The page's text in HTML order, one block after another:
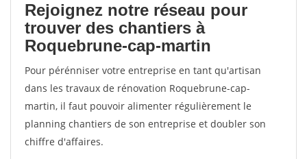
Rejoignez notre réseau pour
trouver des chantiers à
Roquebrune-cap-martin
Pour pérénniser votre entreprise en tant qu'artisan
dans les travaux de rénovation Roquebrune-cap-
martin, il faut pouvoir alimenter régulièrement le
planning chantiers de son entreprise et doubler son
chiffre d'affaires.